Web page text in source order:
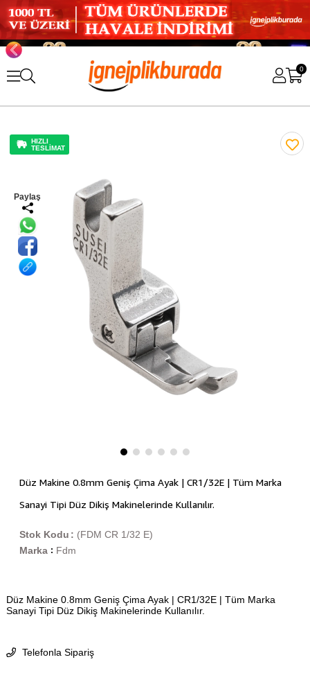
0
HIZLI
TESLİMAT
Paylaş
Düz Makine 0.8mm Geniş Çima Ayak | CR1/32E | Tüm Marka
Sanayi Tipi Düz Dikiş Makinelerinde Kullanılır.
(FDM CR 1/32 E)
Stok Kodu
Marka : Fdm
Düz Makine 0.8mm Geniş Çima Ayak | CR1/32E | Tüm Marka
Sanayi Tipi Düz Dikiş Makinelerinde Kullanılır.
Telefonla Sipariş